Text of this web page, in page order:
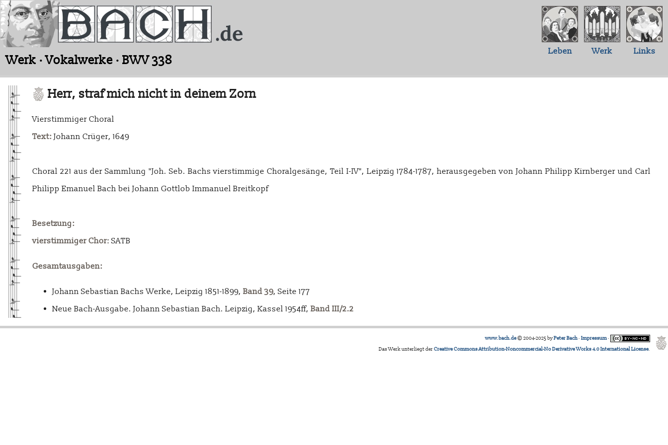
Werk · Vokalwerke · BWV 338
Leben Werk Links
Herr, straf mich nicht in deinem Zorn
Vierstimmiger Choral
Text: Johann Crüger, 1649
Choral 221 aus der Sammlung "Joh. Seb. Bachs vierstimmige Choralgesänge, Teil I-IV", Leipzig 1784-1787, herausgegeben von Johann Philipp Kirnberger und Carl
Philipp Emanuel Bach bei Johann Gottlob Immanuel Breitkopf
Besetzung:
vierstimmiger Chor: SATB
Gesamtausgaben:
Johann Sebastian Bachs Werke, Leipzig 1851-1899, Band 39, Seite 177
Neue Bach-Ausgabe. Johann Sebastian Bach. Leipzig, Kassel 1954ff, Band III/2.2
www.bach.de© 2004-2025 byPeter Bach· Impressum·
Das Werk unterliegt derCreative Commons Attribution-Noncommercial-No Derivative Works 4.0 International License.